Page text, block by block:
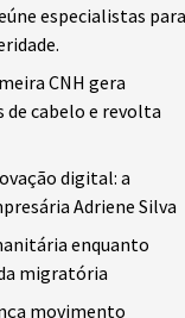
especialistas para
CNH gera
de cabelo e revolta
digital: a
Adriene Silva
enquanto
migratória
movimento